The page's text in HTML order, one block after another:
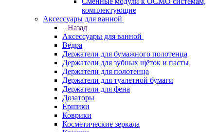
комплектующие
Аксессуары для ванной
Назад
Аксессуары для ванной
Вёдра
Держатели для бумажного полотенца
Держатели для зубных щёток и пасты
Держатели для полотенца
Держатели для туалетной бумаги
Держатели для фена
Дозаторы
Ёршики
Коврики
Косметические зеркала